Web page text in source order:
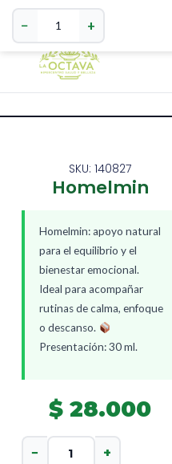
SKU: 140827
Homelmin
Homelmin: apoyo natural
para el equilibrio y el
bienestar emocional.
Ideal para acompañar
rutinas de calma, enfoque
o descanso.
Presentación: 30 ml.
$ 28.000
Homelmin
− +
Homelmin
cantidad
− +